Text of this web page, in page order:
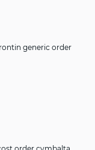
generic order